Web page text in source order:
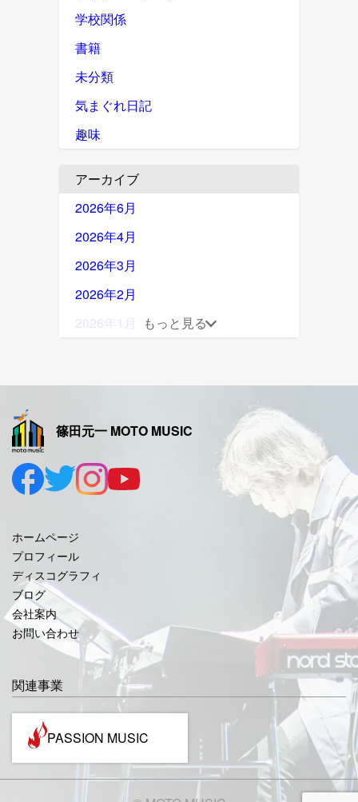
学校関係
書籍
未分類
気まぐれ日記
趣味
アーカイブ
2026年6月
2026年4月
2026年3月
2026年2月
2026年1月
2025年9月
2025年8月
2025年7月
2025年5月
2025年4月
2025年3月
2025年2月
2025年1月
2024年12月
2024年9月
もっと見る
篠田元一 MOTO MUSIC
ホームページ
プロフィール
ディスコグラフィ
ブログ
会社案内
お問い合わせ
関連事業
PASSION MUSIC